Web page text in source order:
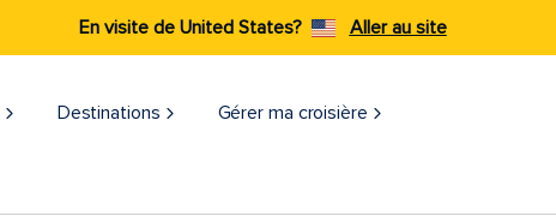
En visite de United States? Aller au site
Destinations Gérer ma croisière​